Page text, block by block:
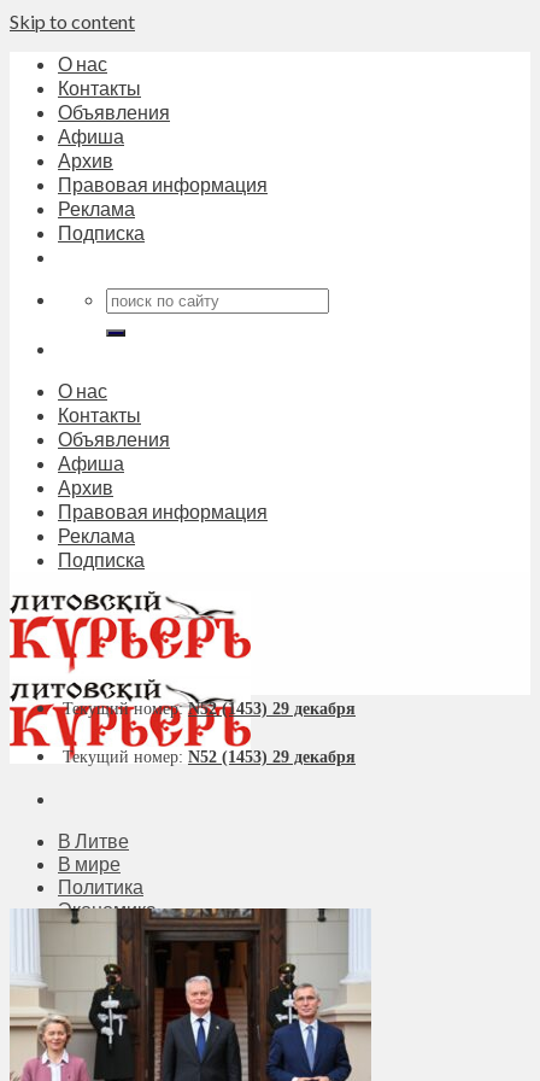
Skip to content
О нас
Контакты
Объявления
Афиша
Архив
Правовая информация
Реклама
Подписка
О нас
Контакты
Объявления
Афиша
Архив
Правовая информация
Реклама
Подписка
В Литве
В мире
Политика
Экономика
Бизнес
Общество
Мнения
Вильнюс
Клайпеда
Висагинас
Регионы
Текущий номер:N52 (1453) 29 декабря
Текущий номер: N52 (1453) 29 декабря